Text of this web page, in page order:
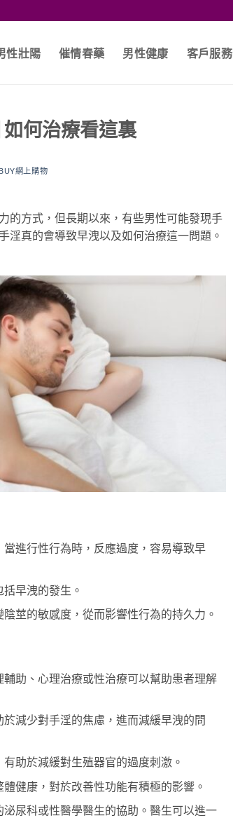
性壯陽 催情春藥 男性健康 客戶服務
何治療看這裏
網上購物
的方式，但長期以來，有些男性可能發現手
淫真的會導致早洩以及如何治療這一問題。
進行性行為時，反應過度，容易導致早
早洩的發生。
莖的敏感度，從而影響性行為的持久力。
助、心理治療或性治療可以幫助患者理解
減少對手淫的焦慮，進而減緩早洩的問
助於減緩對生殖器官的過度刺激。
健康，對於改善性功能有積極的影響。
尿科或性醫學醫生的協助。醫生可以進一